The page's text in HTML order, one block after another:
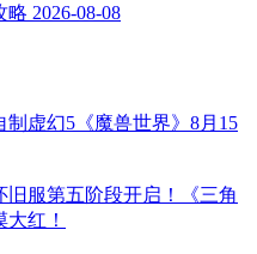
略 2026-08-08
虚幻5《魔兽世界》8月15
服第五阶段开启！《三角
红！